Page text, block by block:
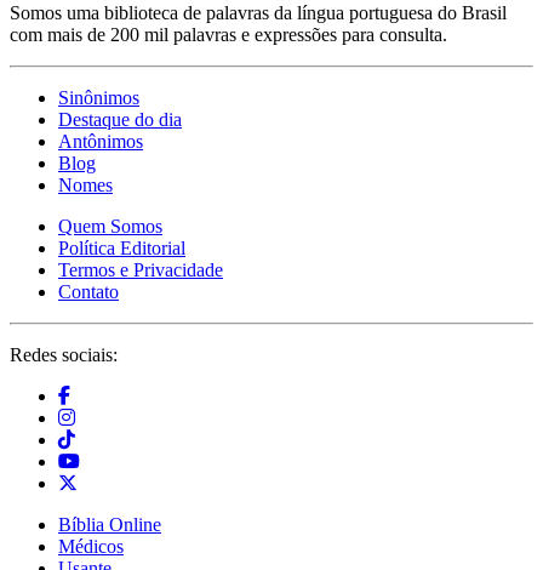
Somos uma biblioteca de palavras da língua portuguesa do Brasil
com mais de 200 mil palavras e expressões para consulta.
Sinônimos
Destaque do dia
Antônimos
Blog
Nomes
Quem Somos
Política Editorial
Termos e Privacidade
Contato
Redes sociais:
Bíblia Online
Médicos